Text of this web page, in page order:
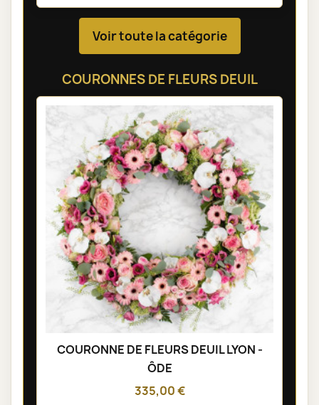
Voir toute la catégorie
COURONNES DE FLEURS DEUIL
COURONNE DE FLEURS DEUIL LYON -
ÔDE
335,00 €